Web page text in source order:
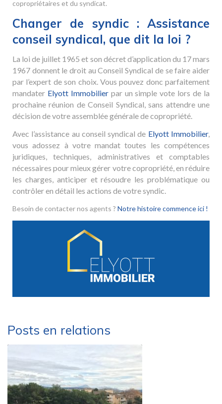
copropriétaires et du syndicat.
Changer de syndic : Assistance
conseil syndical, que dit la loi ?
La loi de juillet 1965 et son décret d’application du 17 mars
1967 donnent le droit au Conseil Syndical de se faire aider
par l’expert de son choix. Vous pouvez donc parfaitement
mandater Elyott Immobilierpar un simple vote lors de la
prochaine réunion de Conseil Syndical, sans attendre une
décision de votre assemblée générale de copropriété.
Avec l’assistance au conseil syndical de Elyott Immobilier,
vous adossez à votre mandat toutes les compétences
juridiques, techniques, administratives et comptables
nécessaires pour mieux gérer votre copropriété, en réduire
les charges, anticiper et résoudre les problématique ou
contrôler en détail les actions de votre syndic.
Besoin de contacter nos agents ? Notre histoire commence ici !
Posts en relations